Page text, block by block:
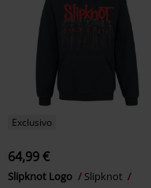
Exclusivo
64,99 €
Slipknot Logo
Slipknot